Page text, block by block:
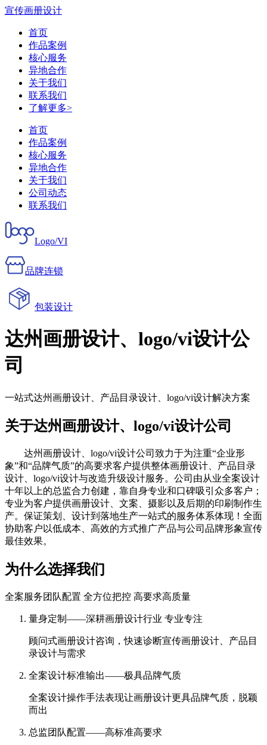
宣传画册设计
首页
作品案例
核心服务
异地合作
关于我们
联系我们
了解更多>
首页
作品案例
核心服务
异地合作
关于我们
公司动态
联系我们
Logo/VI
品牌连锁
包装设计
达州画册设计、logo/vi设计公
司
一站式达州画册设计、产品目录设计、logo/vi设计解决方案
关于达州画册设计、logo/vi设计公司
达州画册设计、logo/vi设计公司致力于为注重“企业形
象”和“品牌气质”的高要求客户提供整体画册设计、产品目录
设计、logo/vi设计与改造升级设计服务。公司由从业全案设计
十年以上的总监合力创建，靠自身专业和口碑吸引众多客户；
专业为客户提供画册设计、文案、摄影以及后期的印刷制作生
产。保证策划、设计到落地生产一站式的服务体系体现！全面
协助客户以低成本、高效的方式推广产品与公司品牌形象宣传
最佳效果。
为什么选择我们
全案服务团队配置 全方位把控 高要求高质量
量身定制——深耕画册设计行业 专业专注
顾问式画册设计咨询，快速诊断宣传画册设计、产品目
录设计与需求
全案设计标准输出——极具品牌气质
全案设计操作手法表现让画册设计更具品牌气质，脱颖
而出
总监团队配置——高标准高要求